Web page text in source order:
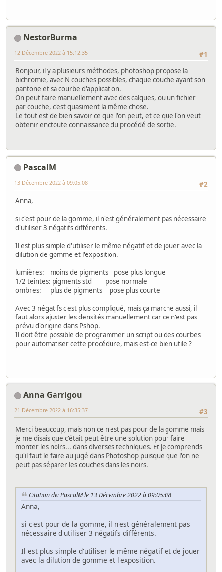
NestorBurma
#1
12 Décembre 2022 à 15:12:35
Bonjour, il y a plusieurs méthodes, photoshop propose la
bichromie, avec N couches possibles, chaque couche ayant son
pantone et sa courbe d'application.
On peut faire manuellement avec des calques, ou un fichier
par couche, c'est quasiment la même chose.
Le tout est de bien savoir ce que l'on peut, et ce que l'on veut
obtenir enctoute connaissance du procédé de sortie.
PascalM
#2
13 Décembre 2022 à 09:05:08
Anna,
si c'est pour de la gomme, il n'est généralement pas nécessaire
d'utiliser 3 négatifs différents.
Il est plus simple d'utiliser le même négatif et de jouer avec la
dilution de gomme et l'exposition.
lumières: moins de pigments pose plus longue
1/2 teintes: pigments std pose normale
ombres: plus de pigments pose plus courte
Avec 3 négatifs c'est plus compliqué, mais ça marche aussi, il
faut alors ajuster les densités manuellement car ce n'est pas
prévu d'origine dans Pshop.
Il doit être possible de programmer un script ou des courbes
pour automatiser cette procédure, mais est-ce bien utile ?
Anna Garrigou
#3
21 Décembre 2022 à 16:35:37
Merci beaucoup, mais non ce n'est pas pour de la gomme mais
je me disais que c'était peut être une solution pour faire
monter les noirs... dans diverses techniques. Et je comprends
qu'il faut le faire au jugé dans Photoshop puisque que l'on ne
peut pas séparer les couches dans les noirs.
Citation de: PascalM le 13 Décembre 2022 à 09:05:08
Anna,
si c'est pour de la gomme, il n'est généralement pas
nécessaire d'utiliser 3 négatifs différents.
Il est plus simple d'utiliser le même négatif et de jouer
avec la dilution de gomme et l'exposition.